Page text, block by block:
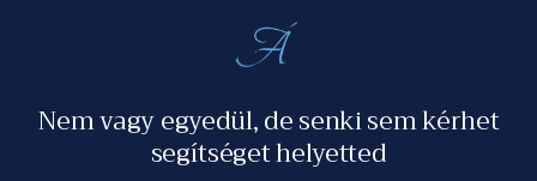
Nem vagy egyedül, de senki sem kérhet
segítséget helyetted